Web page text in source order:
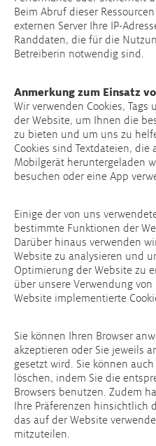
Beim Abruf dieser
externen Server Ihre IP-
Randdaten, die für die
Betreiberin notwendig sind.
Anmerkung zum Einsatz
Wir verwenden Cookies,
der Website, um Ihnen die
zu bieten und um uns zu
Cookies sind Textdateien,
Mobilgerät heruntergeladen
besuchen oder eine App
Einige der von uns
bestimmte Funktionen der
Darüber hinaus verwenden
Website zu analysieren und
Optimierung der Website zu
über unsere Verwendung
Website implementierte
Sie können Ihren Browser
akzeptieren oder Sie jeweils
gesetzt wird. Sie können
löschen, indem Sie die
Browsers benutzen. Zudem
Ihre Präferenzen hinsichtlich
das auf der Website
mitzuteilen.